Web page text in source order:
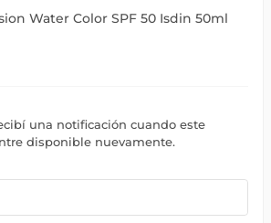
Water Color SPF 50 Isdin 50ml
una notificación cuando este
disponible nuevamente.